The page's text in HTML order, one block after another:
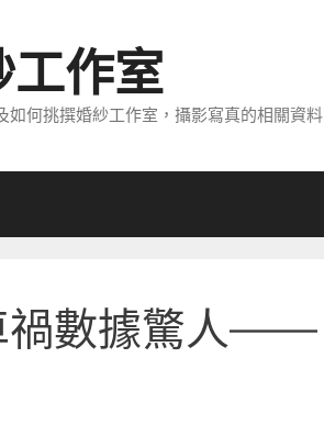
工作室
何挑撰婚紗工作室，攝影寫真的相關資料
禍數據驚人——